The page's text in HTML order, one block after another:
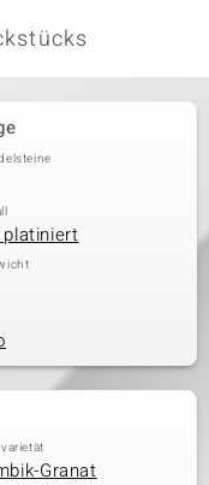
platiniert
Granat